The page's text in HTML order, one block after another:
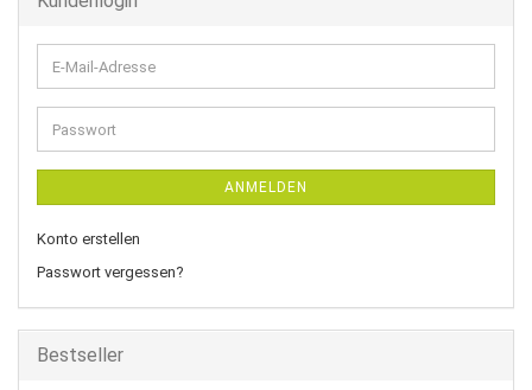
E-
Mail-
Adresse
Passwort
ANMELDEN
Konto erstellen
Passwort vergessen?
Bestseller